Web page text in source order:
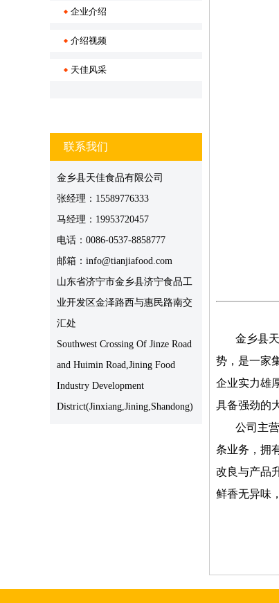
企业介绍
介绍视频
天佳风采
联系我们
金乡县天佳食品有限公司
张经理：15589776333
马经理：19953720457
电话：0086-0537-8858777
邮箱：info@tianjiafood.com
山东省济宁市金乡县济宁食品工
业开发区金泽路西与惠民路南交
汇处
Southwest Crossing Of Jinze Road
and Huimin Road,Jining Food
Industry Development
District(Jinxiang,Jining,Shandong)
金乡县天
势，是一家
企业实力雄
具备强劲的
公司主
条业务，拥
改良与产品
鲜香无异味